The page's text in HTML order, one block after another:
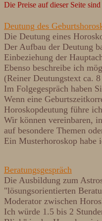
Die Preise auf dieser Seite
Deutung des
Die Deutung eines
Der Aufbau der Deutung
Einbeziehung der
Ebenso beschreibe ich
(Reiner Deutungstext ca.
Im Folgegespräch haben
Wenn eine
Horoskopdeutung führe
Wir können vereinbaren,
auf besondere Themen
Ein Musterhoroskop habe
Beratungsgespräch
Die Ausbildung zum
"lösungsorientierten
Moderator zwischen
Ich würde 1.5 bis 2